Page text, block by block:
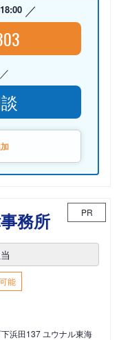
務所 PR
能
浜田137 ユウナル東海